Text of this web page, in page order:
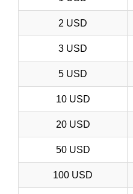
2 USD
3 USD
5 USD
10 USD
20 USD
50 USD
100 USD